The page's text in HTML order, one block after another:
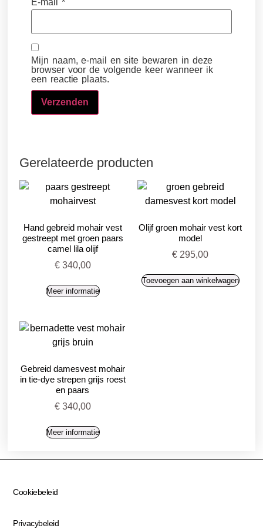
E-mail *
Mijn naam, e-mail en site bewaren in deze
browser voor de volgende keer wanneer ik
een reactie plaats.
Gerelateerde producten
Hand gebreid mohair vest
gestreept met groen paars
camel lila olijf
€340,00
Meer informatie
Olijf groen mohair vest kort
model
€ 295,00
Toevoegen aan winkelwagen
Gebreid damesvest mohair
in tie-dye strepen grijs roest
en paars
€340,00
Meer informatie
Cookiebeleid
Privacybeleid